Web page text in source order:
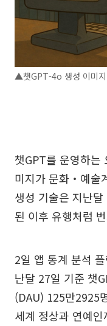
▲챗GPT-4o 생성 이미
챗GPT를 운영하는
미지가 문화‧예술
생성 기술은 지난
된 이후 유행처럼
2일 앱 통계 분석
난달 27일 기준 챗
(DAU) 125만2925
세계 정상과 연예